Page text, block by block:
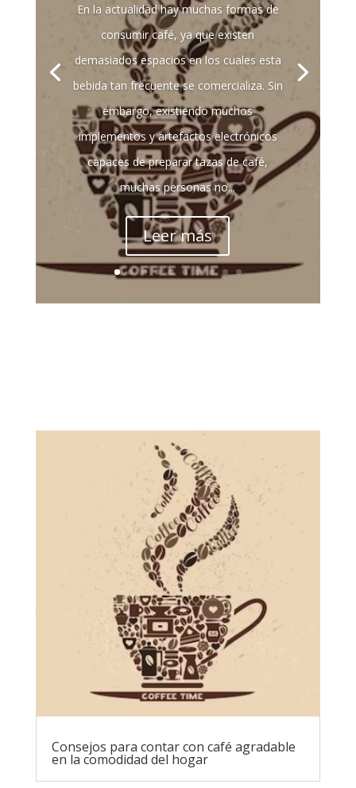
En la actualidad hay muchas formas de
consumir café, ya que existen
demasiados espacios en los cuales esta
bebida tan frecuente se comercializa. Sin
embargo, existiendo muchos
implementos y artefactos electrónicos
capaces de preparar tazas de café,
muchas personas no...
Leer más
Consejos para contar con café agradable
en la comodidad del hogar